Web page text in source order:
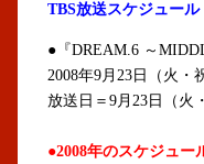
TBS放送スケジュール
●『DREAM.6 ～
2008年9月23日（火・
放送日＝9月23日（火
●2008年のスケジュー